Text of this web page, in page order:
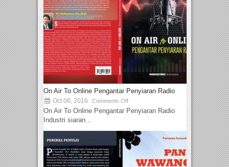
On Air To Online Pengantar Penyiaran Radio
Oct 06, 2016 Comments Off
On Air To Online Pengantar Penyiaran Radio
Industri siaran...